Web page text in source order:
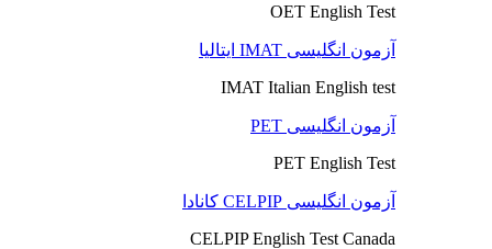
OET English Test
آزمون انگلیسی IMAT ایتالیا
IMAT Italian English test
آزمون انگلیسی PET
PET English Test
آزمون انگلیسی CELPIP کانادا
CELPIP English Test Canada